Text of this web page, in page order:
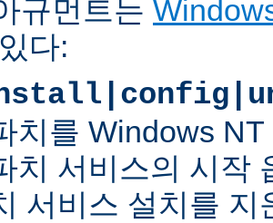
규먼트는
다:
치를 Windows
치 서비스의 시작
서비스 설치를 지